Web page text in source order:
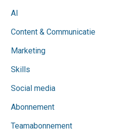
AI
Content & Communicatie
Marketing
Skills
Social media
Abonnement
Teamabonnement